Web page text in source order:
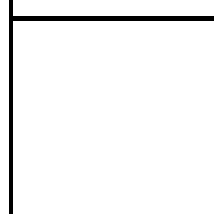
Ширина: 188 см